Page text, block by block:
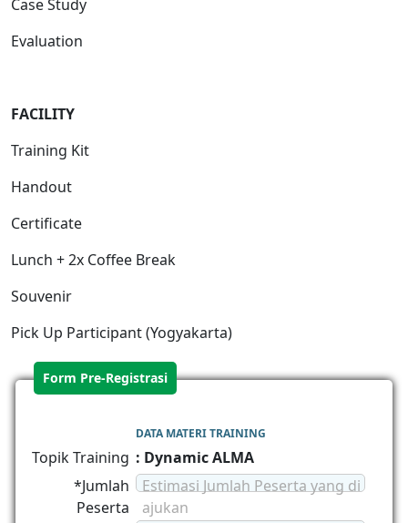
Case Study
Evaluation
FACILITY
Training Kit
Handout
Certificate
Lunch + 2x Coffee Break
Souvenir
Pick Up Participant (Yogyakarta)
Form Pre-Registrasi
DATA MATERI TRAINING
Topik Training : Dynamic ALMA
*Jumlah
Peserta
Estimasi Jumlah Peserta yang di
ajukan